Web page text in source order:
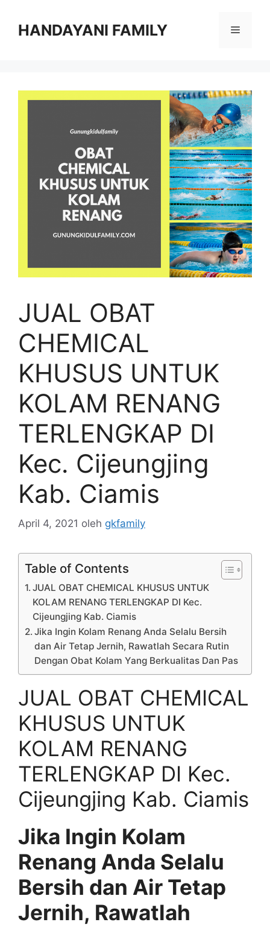
HANDAYANI FAMILY Menu
JUAL OBAT
CHEMICAL
KHUSUS UNTUK
KOLAM RENANG
TERLENGKAP DI
Kec. Cijeungjing
Kab. Ciamis
April 4, 2021 oleh gkfamily
Table of Contents
JUAL OBAT CHEMICAL KHUSUS UNTUK
KOLAM RENANG TERLENGKAP DI Kec.
Cijeungjing Kab. Ciamis
Jika Ingin Kolam Renang Anda Selalu Bersih
dan Air Tetap Jernih, Rawatlah Secara Rutin
Dengan Obat Kolam Yang Berkualitas Dan Pas
JUAL OBAT CHEMICAL
KHUSUS UNTUK
KOLAM RENANG
TERLENGKAP DI Kec.
Cijeungjing Kab. Ciamis
Jika Ingin Kolam
Renang Anda Selalu
Bersih dan Air Tetap
Jernih, Rawatlah